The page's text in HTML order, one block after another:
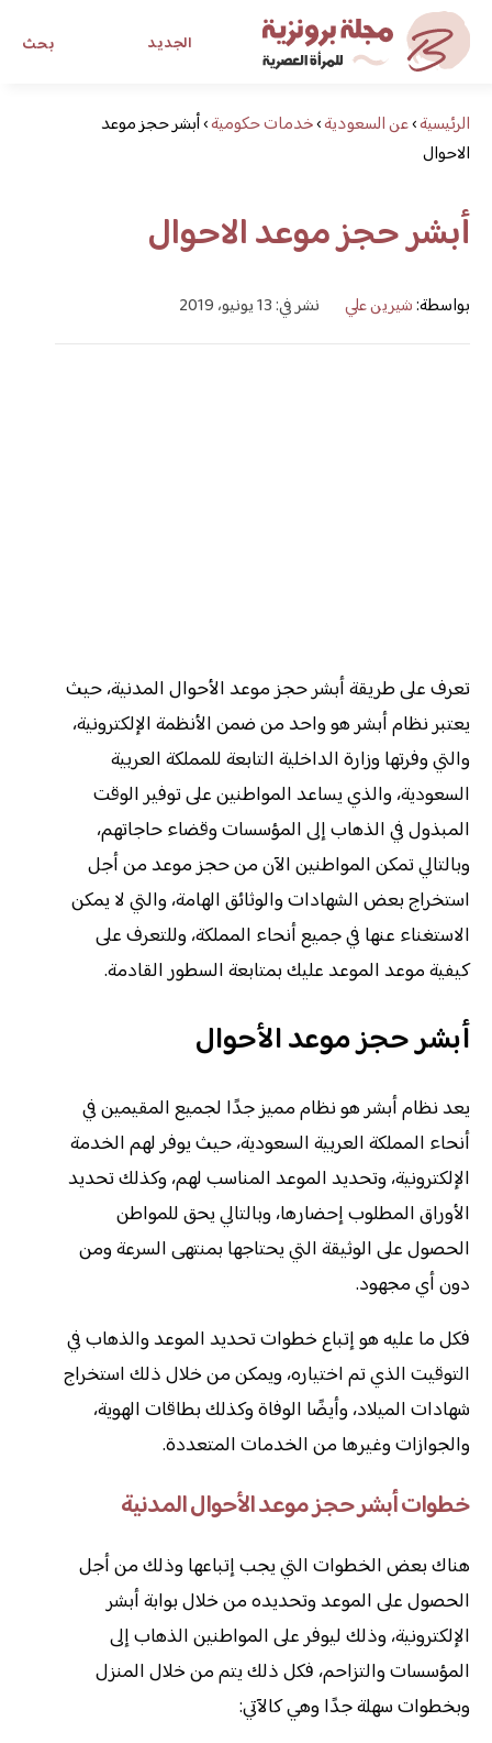
بحث الجديد
مجلة برونزية للفتاة العصريةالرئيسية›عن السعودية›خدمات حكومية›أبشر حجز موعد
الاحوال
أبشر حجز موعد الاحوال
بواسطة:شيرين علي نشر في: 13 يونيو، 2019
تعرف على طريقة أبشر حجز موعد الأحوال المدنية، حيث
يعتبر نظام أبشر هو واحد من ضمن الأنظمة الإلكترونية،
والتي وفرتها وزارة الداخلية التابعة للمملكة العربية
السعودية، والذي يساعد المواطنين على توفير الوقت
المبذول في الذهاب إلى المؤسسات وقضاء حاجاتهم،
وبالتالي تمكن المواطنين الآن من حجز موعد من أجل
استخراج بعض الشهادات والوثائق الهامة، والتي لا يمكن
الاستغناء عنها في جميع أنحاء المملكة، وللتعرف على
كيفية موعد الموعد عليك بمتابعة السطور القادمة.
أبشر حجز موعد الأحوال
يعد نظام أبشر هو نظام مميز جدًا لجميع المقيمين في
أنحاء المملكة العربية السعودية، حيث يوفر لهم الخدمة
الإلكترونية، وتحديد الموعد المناسب لهم، وكذلك تحديد
الأوراق المطلوب إحضارها، وبالتالي يحق للمواطن
الحصول على الوثيقة التي يحتاجها بمنتهى السرعة ومن
دون أي مجهود.
فكل ما عليه هو إتباع خطوات تحديد الموعد والذهاب في
التوقيت الذي تم اختياره، ويمكن من خلال ذلك استخراج
شهادات الميلاد، وأيضًا الوفاة وكذلك بطاقات الهوية،
والجوازات وغيرها من الخدمات المتعددة.
خطوات أبشر حجز موعد الأحوال المدنية
هناك بعض الخطوات التي يجب إتباعها وذلك من أجل
الحصول على الموعد وتحديده من خلال بوابة أبشر
الإلكترونية، وذلك ليوفر على المواطنين الذهاب إلى
المؤسسات والتزاحم، فكل ذلك يتم من خلال المنزل
وبخطوات سهلة جدًا وهي كالآتي: